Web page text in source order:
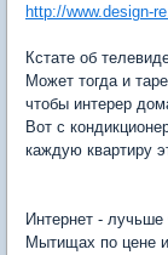
http://www.design-
Кстате об
Может тогда и
чтобы интерер
Вот с
каждую квартиру
Интернет - лучьше
Мытищах по цене